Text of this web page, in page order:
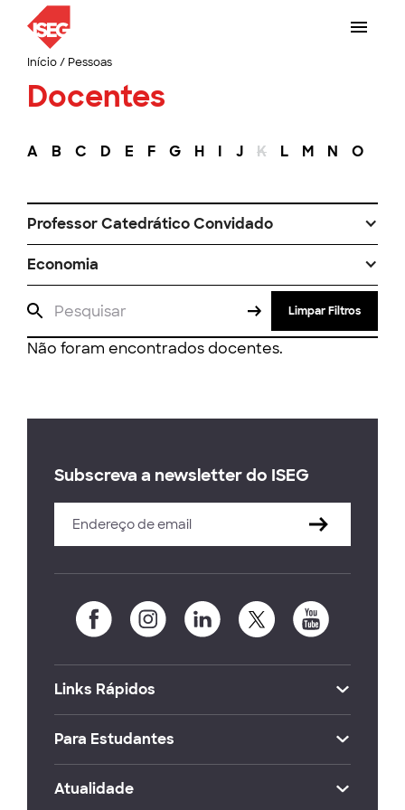
Início/ Pessoas
Docentes
A B C D E F G H I J K L M N O
Professor Catedrático Convidado
Economia
Limpar Filtros
Não foram encontrados docentes.
Subscreva a newsletter do ISEG
Links Rápidos
Para Estudantes
Atualidade